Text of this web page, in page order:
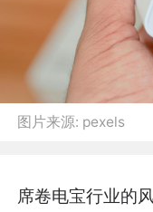
图片来源: pexels
席卷电宝行业的